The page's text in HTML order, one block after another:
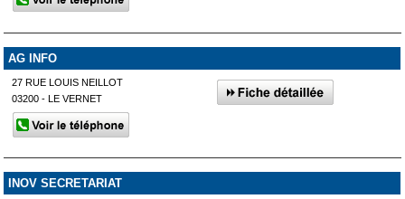
AG INFO
27 RUE LOUIS NEILLOT
03200 - LE VERNET
INOV SECRETARIAT